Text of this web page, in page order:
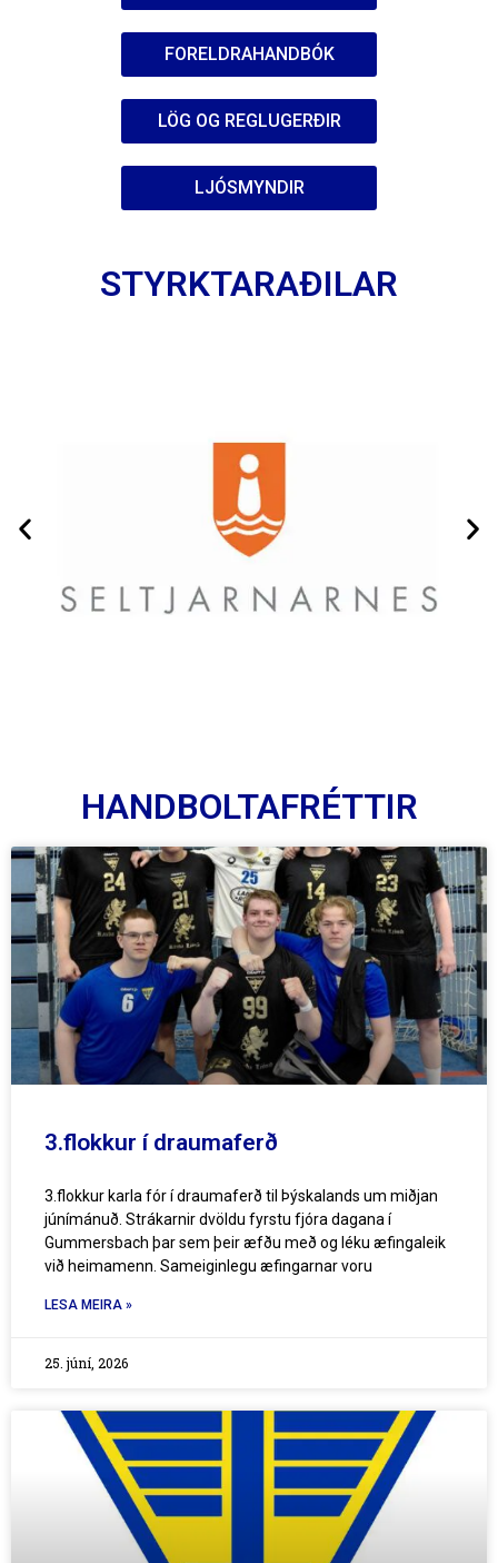
FORELDRAHANDBÓK
LÖG OG REGLUGERÐIR
LJÓSMYNDIR
STYRKTARAÐILAR
HANDBOLTAFRÉTTIR
3.flokkur í draumaferð
3.flokkur karla fór í draumaferð til Þýskalands um miðjan
júnímánuð. Strákarnir dvöldu fyrstu fjóra dagana í
Gummersbach þar sem þeir æfðu með og léku æfingaleik
við heimamenn. Sameiginlegu æfingarnar voru
LESA MEIRA »
25. júní, 2026